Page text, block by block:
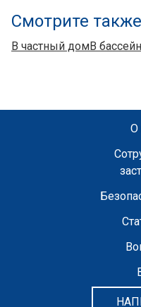
Смотрите также
В частный домВ бассейн
О